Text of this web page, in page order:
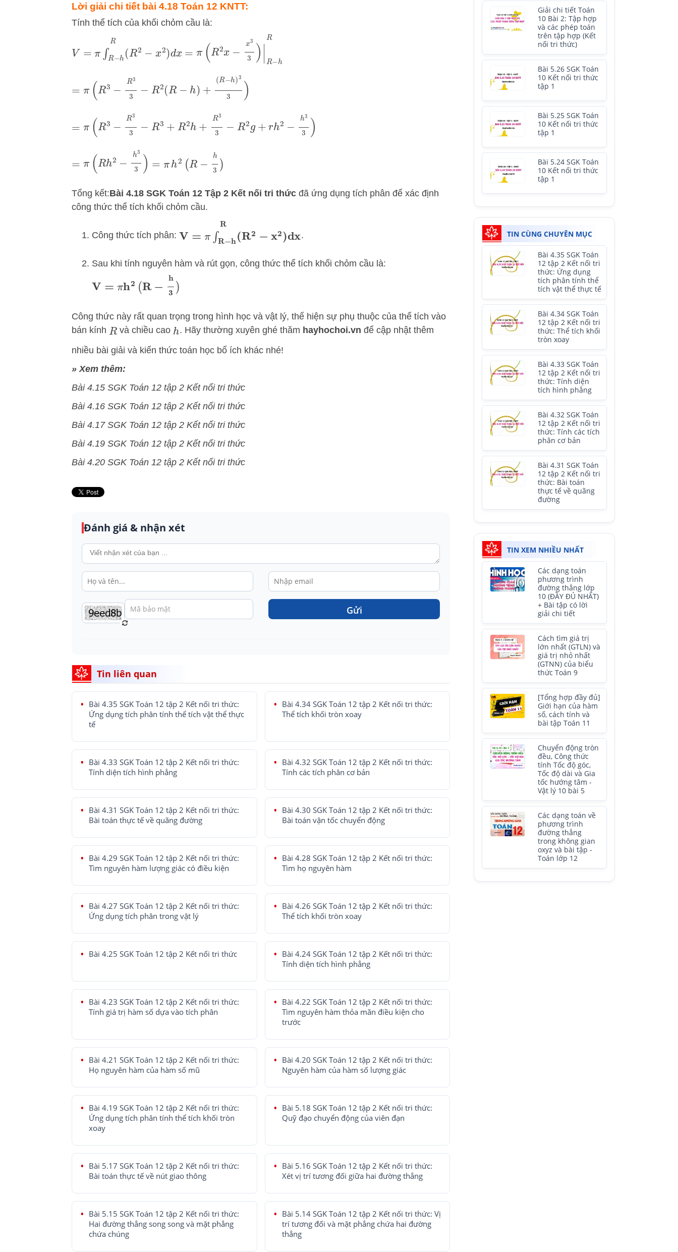
Lời giải chi tiết bài 4.18 Toán 12 KNTT:
Tính thể tích của khối chỏm cầu là:
−h 2 )d R 3)| R −h
R − 3− R− 33)
R 3− 3− +R +R3 R2 rh2 3 )
R h2 − 3) 2 (R −h
Tổng kết:Bài 4.18 SGK Toán 12 Tập 2 Kết nối tri thức đã ứng dụng tích phân để xác định
công thức thể tích khối chỏm cầu.
Công thức tích phân:
hR
.
Sau khi tính nguyên hàm và rút gọn, công thức thể tích khối chỏm cầu là:
V= 2 R −h3
Công thức này rất quan trọng trong hình học và vật lý, thể hiện sự phụ thuộc của thể tích vào
bán kính R và chiều cao h. Hãy thường xuyên ghé thăm hayhochoi.vn để cập nhật thêm
nhiều bài giải và kiến thức toán học bổ ích khác nhé!
» Xem thêm:
Bài 4.15 SGK Toán 12 tập 2 Kết nối tri thức
Bài 4.16 SGK Toán 12 tập 2 Kết nối tri thức
Bài 4.17 SGK Toán 12 tập 2 Kết nối tri thức
Bài 4.19 SGK Toán 12 tập 2 Kết nối tri thức
Bài 4.20 SGK Toán 12 tập 2 Kết nối tri thức
Đánh giá & nhận xét
Gửi
Tin liên quan
Bài 4.35 SGK Toán 12 tập 2 Kết nối tri thức:
Ứng dụng tích phân tính thể tích vật thể thực
tế
Bài 4.34 SGK Toán 12 tập 2 Kết nối tri thức:
Thể tích khối tròn xoay
Bài 4.33 SGK Toán 12 tập 2 Kết nối tri thức:
Tính diện tích hình phẳng
Bài 4.32 SGK Toán 12 tập 2 Kết nối tri thức:
Tính các tích phân cơ bản
Bài 4.31 SGK Toán 12 tập 2 Kết nối tri thức:
Bài toán thực tế về quãng đường
Bài 4.30 SGK Toán 12 tập 2 Kết nối tri thức:
Bài toán vận tốc chuyển động
Bài 4.29 SGK Toán 12 tập 2 Kết nối tri thức:
Tìm nguyên hàm lượng giác có điều kiện
Bài 4.28 SGK Toán 12 tập 2 Kết nối tri thức:
Tìm họ nguyên hàm
Bài 4.27 SGK Toán 12 tập 2 Kết nối tri thức:
Ứng dụng tích phân trong vật lý
Bài 4.26 SGK Toán 12 tập 2 Kết nối tri thức:
Thể tích khối tròn xoay
Bài 4.25 SGK Toán 12 tập 2 Kết nối tri thức
Bài 4.24 SGK Toán 12 tập 2 Kết nối tri thức:
Tính diện tích hình phẳng
Bài 4.23 SGK Toán 12 tập 2 Kết nối tri thức:
Tính giá trị hàm số dựa vào tích phân
Bài 4.22 SGK Toán 12 tập 2 Kết nối tri thức:
Tìm nguyên hàm thỏa mãn điều kiện cho
trước
Bài 4.21 SGK Toán 12 tập 2 Kết nối tri thức:
Họ nguyên hàm của hàm số mũ
Bài 4.20 SGK Toán 12 tập 2 Kết nối tri thức:
Nguyên hàm của hàm số lượng giác
Bài 4.19 SGK Toán 12 tập 2 Kết nối tri thức:
Ứng dụng tích phân tính thể tích khối tròn
xoay
Bài 5.18 SGK Toán 12 tập 2 Kết nối tri thức:
Quỹ đạo chuyển động của viên đạn
Bài 5.17 SGK Toán 12 tập 2 Kết nối tri thức:
Bài toán thực tế về nút giao thông
Bài 5.16 SGK Toán 12 tập 2 Kết nối tri thức:
Xét vị trí tương đối giữa hai đường thẳng
Bài 5.15 SGK Toán 12 tập 2 Kết nối tri thức:
Hai đường thẳng song song và mặt phẳng
chứa chúng
Bài 5.14 SGK Toán 12 tập 2 Kết nối tri thức: Vị
trí tương đối và mặt phẳng chứa hai đường
thẳng
Giải chi tiết Toán
10 Bài 2: Tập hợp
và các phép toán
trên tập hợp (Kết
nối tri thức)
Bài 5.26 SGK Toán
10 Kết nối tri thức
tập 1
Bài 5.25 SGK Toán
10 Kết nối tri thức
tập 1
Bài 5.24 SGK Toán
10 Kết nối tri thức
tập 1
TIN CÙNG CHUYÊN MỤC
Bài 4.35 SGK Toán
12 tập 2 Kết nối tri
thức: Ứng dụng
tích phân tính thể
tích vật thể thực tế
Bài 4.34 SGK Toán
12 tập 2 Kết nối tri
thức: Thể tích khối
tròn xoay
Bài 4.33 SGK Toán
12 tập 2 Kết nối tri
thức: Tính diện
tích hình phẳng
Bài 4.32 SGK Toán
12 tập 2 Kết nối tri
thức: Tính các tích
phân cơ bản
Bài 4.31 SGK Toán
12 tập 2 Kết nối tri
thức: Bài toán
thực tế về quãng
đường
TIN XEM NHIỀU NHẤT
Các dạng toán
phương trình
đường thẳng lớp
10 (ĐẦY ĐỦ NHẤT)
+ Bài tập có lời
giải chi tiết
Cách tìm giá trị
lớn nhất (GTLN) và
giá trị nhỏ nhất
(GTNN) của biểu
thức Toán 9
[Tổng hợp đầy đủ]
Giới hạn của hàm
số, cách tính và
bài tập Toán 11
Chuyển động tròn
đều, Công thức
tính Tốc độ góc,
Tốc độ dài và Gia
tốc hướng tâm -
Vật lý 10 bài 5
Các dạng toán về
phương trình
đường thẳng
trong không gian
oxyz và bài tập -
Toán lớp 12